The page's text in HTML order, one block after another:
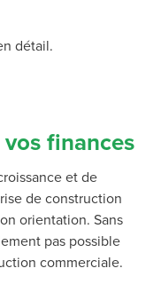
détail.
finances
et de
de construction
orientation. Sans
pas possible
commerciale.